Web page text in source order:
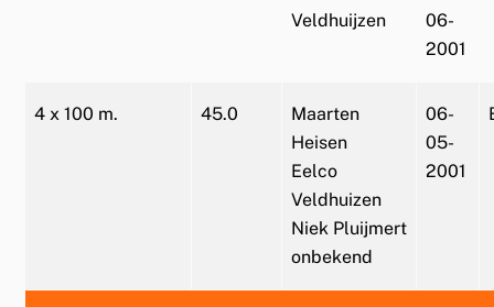
Veldhuijzen
06-
2001
4 x 100 m. 45.0
Maarten
Heisen
Eelco
Veldhuizen
Niek Pluijmert
onbekend
06-
05-
2001